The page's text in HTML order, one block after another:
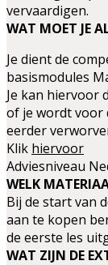
vervaardigen.
WAT MOET JE
Je dient de
basismodules
Je kan hiervoor
of je wordt voor
eerder
Klik hiervoor
Adviesniveau
WELK
Bij de start van
aan te kopen
de eerste les
WAT ZIJN DE